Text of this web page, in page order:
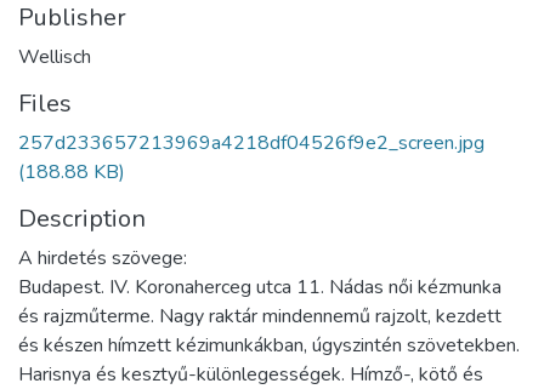
Publisher
Wellisch
Files
257d233657213969a4218df04526f9e2_screen.jpg
(188.88 KB)
Description
A hirdetés szövege:
Budapest. IV. Koronaherceg utca 11. Nádas női kézmunka
és rajzműterme. Nagy raktár mindennemű rajzolt, kezdett
és készen hímzett kézimunkákban, úgyszintén szövetekben.
Harisnya és kesztyű-különlegességek. Hímző-, kötő és